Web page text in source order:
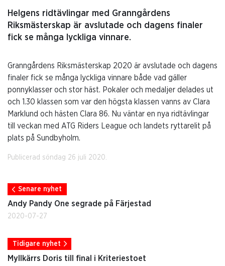
Helgens ridtävlingar med Granngårdens
Riksmästerskap är avslutade och dagens finaler
fick se många lyckliga vinnare.
Granngårdens Riksmästerskap 2020 är avslutade och dagens
finaler fick se många lyckliga vinnare både vad gäller
ponnyklasser och stor häst. Pokaler och medaljer delades ut
och 1.30 klassen som var den högsta klassen vanns av Clara
Marklund och hästen Clara 86. Nu väntar en nya ridtävlingar
till veckan med ATG Riders League och landets ryttarelit på
plats på Sundbyholm.
Publicerad söndag 26 juli 2020.
Senare nyhet
Andy Pandy One segrade på Färjestad
2020-07-27
Tidigare nyhet
Myllkärrs Doris till final i Kriteriestoet